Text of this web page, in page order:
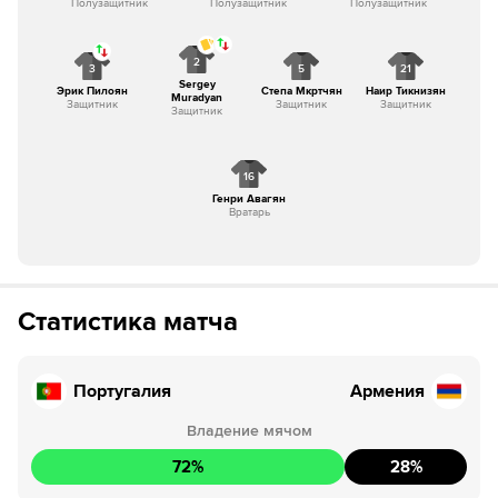
16
Генри Авагян
Вратарь
3
Эрик Пилоян
Защитник
2
Sergey
Muradyan
Защитник
5
Степа Мкртчян
Защитник
21
Наир Тикнизян
Защитник
Полузащитник
Полузащитник
Полузащитник
Статистика матча
Португалия Армения
Владение мячом
72% 28%